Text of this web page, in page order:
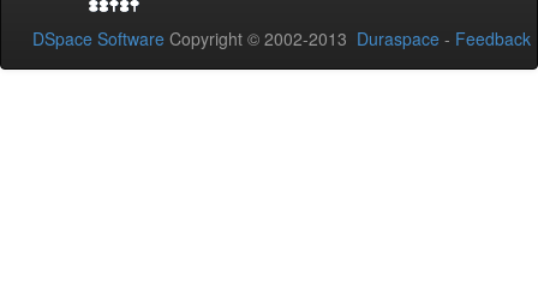
DSpace Software Copyright © 2002-2013 Duraspace - Feedback